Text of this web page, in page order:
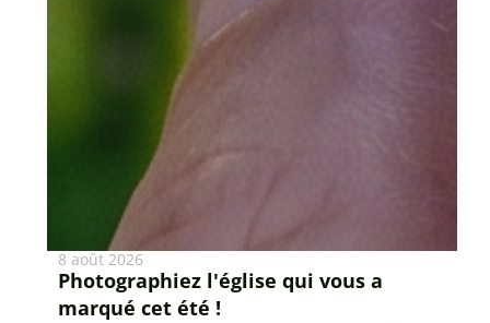
8 août 2026
Photographiez l'église qui vous a
marqué cet été !